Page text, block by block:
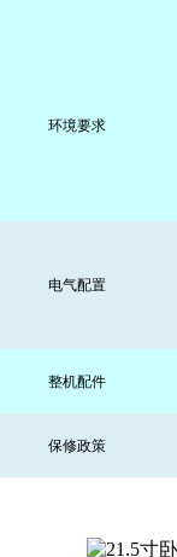
环境要求
电气配置
整机配件
保修政策